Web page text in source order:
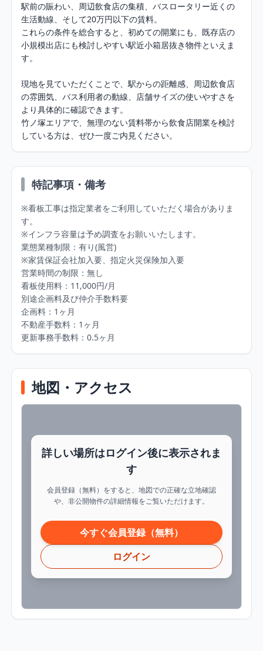
駅前の賑わい、周辺飲食店の集積、バスロータリー近くの
生活動線、そして20万円以下の賃料。
これらの条件を総合すると、初めての開業にも、既存店の
小規模出店にも検討しやすい駅近小箱居抜き物件といえま
す。
現地を見ていただくことで、駅からの距離感、周辺飲食店
の雰囲気、バス利用者の動線、店舗サイズの使いやすさを
より具体的に確認できます。
竹ノ塚エリアで、無理のない賃料帯から飲食店開業を検討
している方は、ぜひ一度ご内見ください。
特記事項・備考
※看板工事は指定業者をご利用していただく場合がありま
す。
※インフラ容量は予め調査をお願いいたします。
業態業種制限：有り(風営)
※家賃保証会社加入要、指定火災保険加入要
営業時間の制限：無し
看板使用料：11,000円/月
別途企画料及び仲介手数料要
企画料：1ヶ月
不動産手数料：1ヶ月
更新事務手数料：0.5ヶ月
地図・アクセス
詳しい場所はログイン後に表示されま
す
会員登録（無料）をすると、地図での正確な立地確認
や、非公開物件の詳細情報をご覧いただけます。
今すぐ会員登録（無料）
ログイン